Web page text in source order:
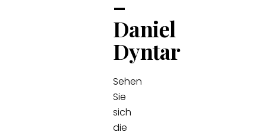
–
Daniel
Dyntar
Sehen
Sie
sich
die